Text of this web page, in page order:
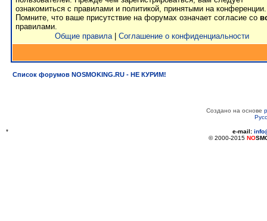
ознакомиться с правилами и политикой, принятыми на конференции.
Помните, что ваше присутствие на форумах означает согласие со
правилами.
Общие правила| Соглашение о конфиденциальности
Список форумов NOSMOKING.RU - НЕ КУРИМ!
Создано на основе
* e-mail:
© 2000-2015 NO